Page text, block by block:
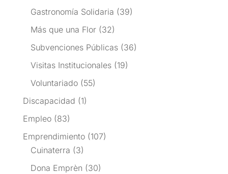
Gastronomía Solidaria (39)
Más que una Flor(32)
Subvenciones Públicas(36)
Visitas Institucionales(19)
Voluntariado(55)
Discapacidad (1)
Empleo(83)
Emprendimiento(107)
Cuinaterra (3)
Dona Emprèn (30)